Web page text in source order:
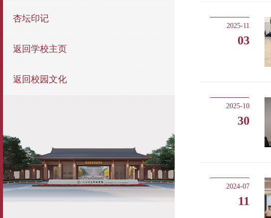
杏坛印记
返回学校主页
返回校园文化
2025-11
03
2025-10
30
2024-07
11